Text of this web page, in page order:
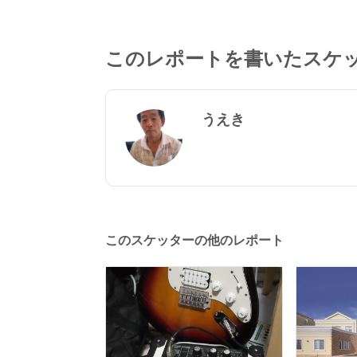
このレポートを書いたスケ
うえき
このスケッターの他のレポート